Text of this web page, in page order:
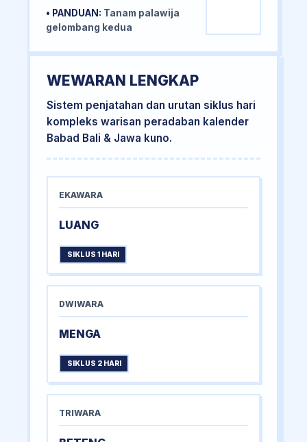
• PANDUAN: Tanam palawija
gelombang kedua
WEWARAN LENGKAP
Sistem penjatahan dan urutan siklus hari
kompleks warisan peradaban kalender
Babad Bali & Jawa kuno.
EKAWARA
LUANG
SIKLUS 1 HARI
DWIWARA
MENGA
SIKLUS 2 HARI
TRIWARA